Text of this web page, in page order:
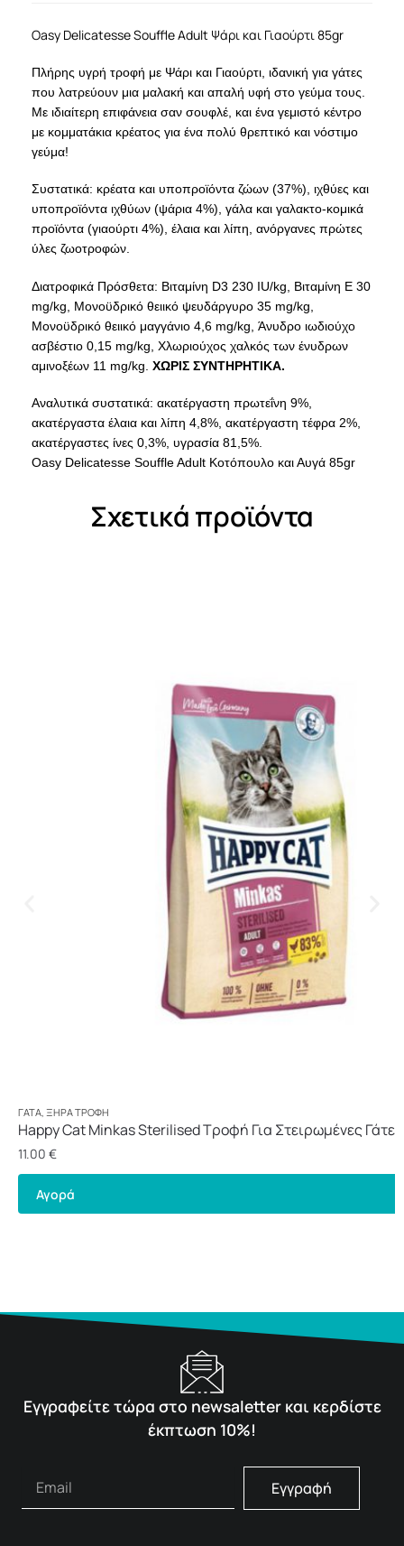
Oasy Delicatesse Souffle Adult Ψάρι και Γιαούρτι 85gr
Πλήρης υγρή τροφή με Ψάρι και Γιαούρτι, ιδανική για γάτες
που λατρεύουν μια μαλακή και απαλή υφή στο γεύμα τους.
Με ιδιαίτερη επιφάνεια σαν σουφλέ, και ένα γεμιστό κέντρο
με κομματάκια κρέατος για ένα πολύ θρεπτικό και νόστιμο
γεύμα!
Συστατικά: κρέατα και υποπροϊόντα ζώων (37%), ιχθύες και
υποπροϊόντα ιχθύων (ψάρια 4%), γάλα και γαλακτο-κομικά
προϊόντα (γιαούρτι 4%), έλαια και λίπη, ανόργανες πρώτες
ύλες ζωοτροφών.
Διατροφικά Πρόσθετα: Βιταμίνη D3 230 IU/kg, Βιταμίνη Ε 30
mg/kg, Μονοϋδρικό θειικό ψευδάργυρο 35 mg/kg,
Μονοϋδρικό θειικό μαγγάνιο 4,6 mg/kg, Άνυδρο ιωδιούχο
ασβέστιο 0,15 mg/kg, Χλωριούχος χαλκός των ένυδρων
αμινοξέων 11 mg/kg. ΧΩΡΙΣ ΣΥΝΤΗΡΗΤΙΚΑ.
Αναλυτικά συστατικά: ακατέργαστη πρωτεΐνη 9%,
ακατέργαστα έλαια και λίπη 4,8%, ακατέργαστη τέφρα 2%,
ακατέργαστες ίνες 0,3%, υγρασία 81,5%.
Oasy Delicatesse Souffle Adult Κοτόπουλο και Αυγά 85gr
Σχετικά προϊόντα
ΓΆΤΑ, ΞΗΡΆ ΤΡΟΦΉ
Happy Cat Minkas Sterilised Τροφή Για Στειρωμένες Γάτες
11.00 €
Αγορά
Εγγραφείτε τώρα στο newsaletter και κερδίστε
έκπτωση 10%!
Εγγραφή